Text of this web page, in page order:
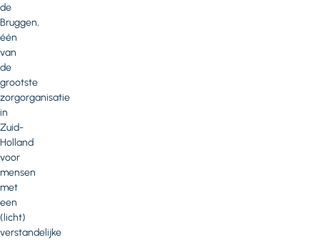
de
Bruggen,
één
van
de
grootste
zorgorganisatie
in
Zuid-
Holland
voor
mensen
met
een
(licht)
verstandelijke